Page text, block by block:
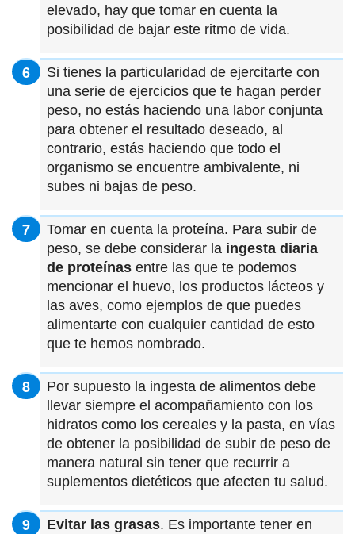
elevado, hay que tomar en cuenta la
posibilidad de bajar este ritmo de vida.
Si tienes la particularidad de ejercitarte con
una serie de ejercicios que te hagan perder
peso, no estás haciendo una labor conjunta
para obtener el resultado deseado, al
contrario, estás haciendo que todo el
organismo se encuentre ambivalente, ni
subes ni bajas de peso.
Tomar en cuenta la proteína. Para subir de
peso, se debe considerar la ingesta diaria
de proteínas entre las que te podemos
mencionar el huevo, los productos lácteos y
las aves, como ejemplos de que puedes
alimentarte con cualquier cantidad de esto
que te hemos nombrado.
Por supuesto la ingesta de alimentos debe
llevar siempre el acompañamiento con los
hidratos como los cereales y la pasta, en vías
de obtener la posibilidad de subir de peso de
manera natural sin tener que recurrir a
suplementos dietéticos que afecten tu salud.
Evitar las grasas. Es importante tener en